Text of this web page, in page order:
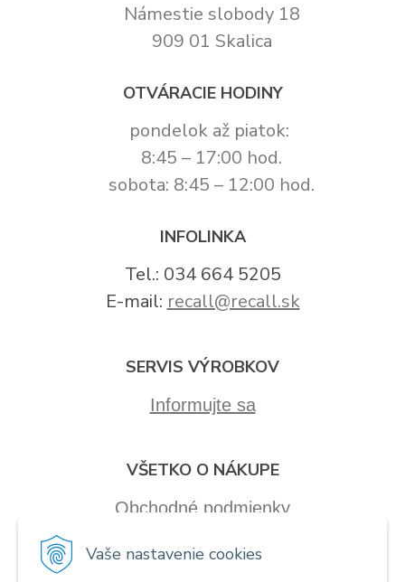
Vaše nastavenie cookies
Námestie slobody 18
909 01 Skalica
OTVÁRACIE HODINY
pondelok až piatok:
8:45 – 17:00 hod.
sobota: 8:45 – 12:00 hod.
INFOLINKA
Tel.: 034 664 5205
E-mail: recall@recall.sk
SERVIS VÝROBKOV
Informujte sa
VŠETKO O NÁKUPE
Obchodné podmienky